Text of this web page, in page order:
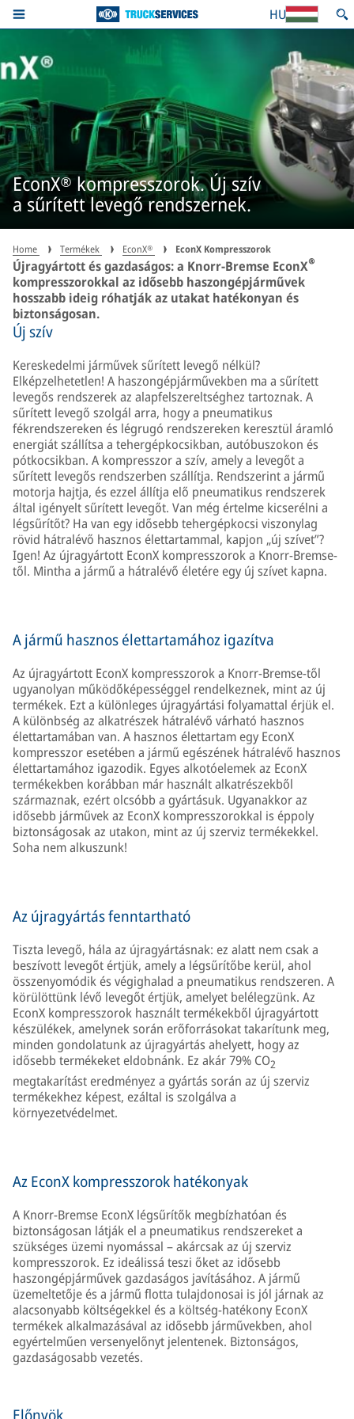
HU
EconX® kompresszorok. Új szív
a sűrített levegő rendszernek.
Home Termékek EconX® EconX Kompresszorok
Újragyártott és gazdaságos: a Knorr-Bremse EconX®
kompresszorokkal az idősebb haszongépjárművek
hosszabb ideig róhatják az utakat hatékonyan és
biztonságosan.
Új szív
Kereskedelmi járművek sűrített levegő nélkül?
Elképzelhetetlen! A haszongépjárművekben ma a sűrített
levegős rendszerek az alapfelszereltséghez tartoznak. A
sűrített levegő szolgál arra, hogy a pneumatikus
fékrendszereken és légrugó rendszereken keresztül áramló
energiát szállítsa a tehergépkocsikban, autóbuszokon és
pótkocsikban. A kompresszor a szív, amely a levegőt a
sűrített levegős rendszerben szállítja. Rendszerint a jármű
motorja hajtja, és ezzel állítja elő pneumatikus rendszerek
által igényelt sűrített levegőt. Van még értelme kicserélni a
légsűrítőt? Ha van egy idősebb tehergépkocsi viszonylag
rövid hátralévő hasznos élettartammal, kapjon „új szívet”?
Igen! Az újragyártott EconX kompresszorok a Knorr-Bremse-
től. Mintha a jármű a hátralévő életére egy új szívet kapna.
A jármű hasznos élettartamához igazítva
Az újragyártott EconX kompresszorok a Knorr-Bremse-től
ugyanolyan működőképességgel rendelkeznek, mint az új
termékek. Ezt a különleges újragyártási folyamattal érjük el.
A különbség az alkatrészek hátralévő várható hasznos
élettartamában van. A hasznos élettartam egy EconX
kompresszor esetében a jármű egészének hátralévő hasznos
élettartamához igazodik. Egyes alkotóelemek az EconX
termékekben korábban már használt alkatrészekből
származnak, ezért olcsóbb a gyártásuk. Ugyanakkor az
idősebb járművek az EconX kompresszorokkal is éppoly
biztonságosak az utakon, mint az új szerviz termékekkel.
Soha nem alkuszunk!
Az újragyártás fenntartható
Tiszta levegő, hála az újragyártásnak: ez alatt nem csak a
beszívott levegőt értjük, amely a légsűrítőbe kerül, ahol
összenyomódik és végighalad a pneumatikus rendszeren. A
körülöttünk lévő levegőt értjük, amelyet belélegzünk. Az
EconX kompresszorok használt termékekből újragyártott
készülékek, amelynek során erőforrásokat takarítunk meg,
minden gondolatunk az újragyártás ahelyett, hogy az
idősebb termékeket eldobnánk. Ez akár 79% CO2
megtakarítást eredményez a gyártás során az új szerviz
termékekhez képest, ezáltal is szolgálva a
környezetvédelmet.
Az EconX kompresszorok hatékonyak
A Knorr-Bremse EconX légsűrítők megbízhatóan és
biztonságosan látják el a pneumatikus rendszereket a
szükséges üzemi nyomással – akárcsak az új szerviz
kompresszorok. Ez ideálissá teszi őket az idősebb
haszongépjárművek gazdaságos javításához. A jármű
üzemeltetője és a jármű flotta tulajdonosai is jól járnak az
alacsonyabb költségekkel és a költség-hatékony EconX
termékek alkalmazásával az idősebb járművekben, ahol
egyértelműen versenyelőnyt jelentenek. Biztonságos,
gazdaságosabb vezetés.
Előnyök